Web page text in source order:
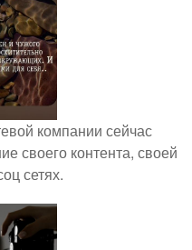
компании сейчас
своего контента, своей
сетях.